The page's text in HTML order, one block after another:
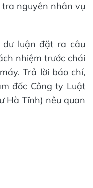
nguyên nhân vụ
dư luận đặt ra câu
nhiệm trước chái
Trả lời báo chí,
đốc Công ty Luật
Hà Tĩnh) nêu quan